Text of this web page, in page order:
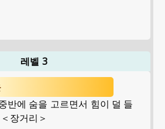
레벨 3
반에 숨을 고르면서 힘이 덜 들
장거리＞